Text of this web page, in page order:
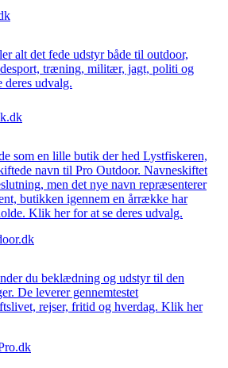
alt det fede udstyr både til outdoor,
træning, militær, jagt, politi og
udvalg.
som en lille butik der hed Lystfiskeren,
navn til Pro Outdoor. Navneskiftet
men det nye navn repræsenterer
butikken igennem en årrække har
Klik her for at se deres udvalg.
du beklædning og udstyr til den
De leverer gennemtestet
rejser, fritid og hverdag. Klik her